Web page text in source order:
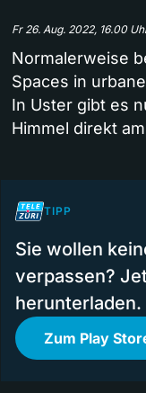
Fr 26. Aug. 2022, 16.00
Normalerweise
Spaces in
In Uster gibt es
Himmel direkt
TIPP
Sie wollen
verpassen?
herunterladen.
Zum Play